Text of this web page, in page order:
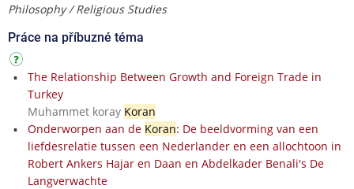
Philosophy / Religious Studies
Práce na příbuzné téma
The Relationship Between Growth and Foreign Trade in
Turkey
Muhammet koray Koran
Onderworpen aan de Koran: De beeldvorming van een
liefdesrelatie tussen een Nederlander en een allochtoon in
Robert Ankers Hajar en Daan en Abdelkader Benali's De
Langverwachte